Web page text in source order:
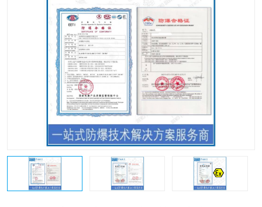
煤安矿安
IECEx防爆认证 防爆设计
防爆资质证书 各国防爆认证
SIL认证
防爆电气检测机构 防爆合格证代理机构